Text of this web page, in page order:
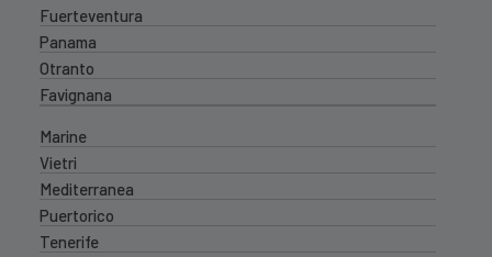
Fuerteventura
Panama
Otranto
Favignana
Marine
Vietri
Mediterranea
Puertorico
Tenerife